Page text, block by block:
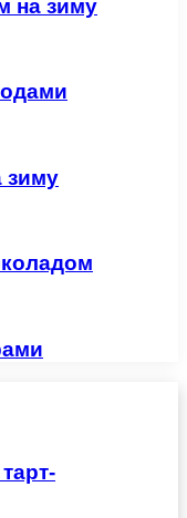
на зиму
зиму